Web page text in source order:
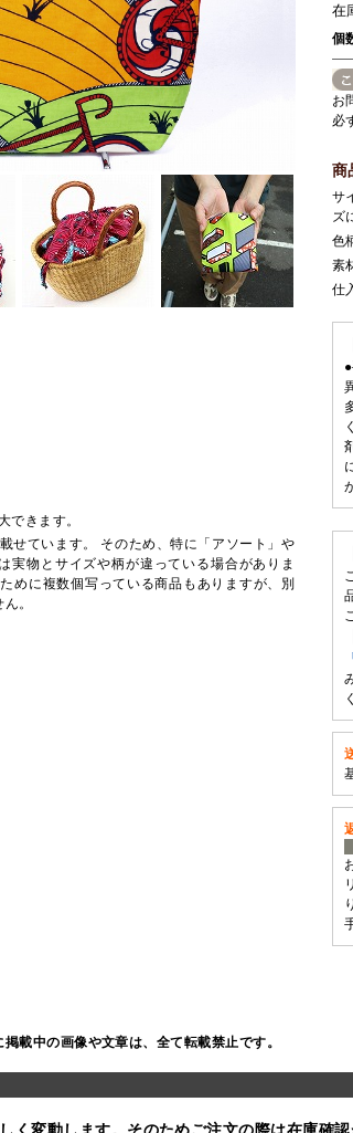
できます。
せています。 そのため、特に「アソート」や
実物とサイズや柄が違っている場合がありま
めに複数個写っている商品もありますが、別
。
在
個
お
必
商
サ
ズ
色
素
仕
載中の画像や文章は、全て転載禁止です。